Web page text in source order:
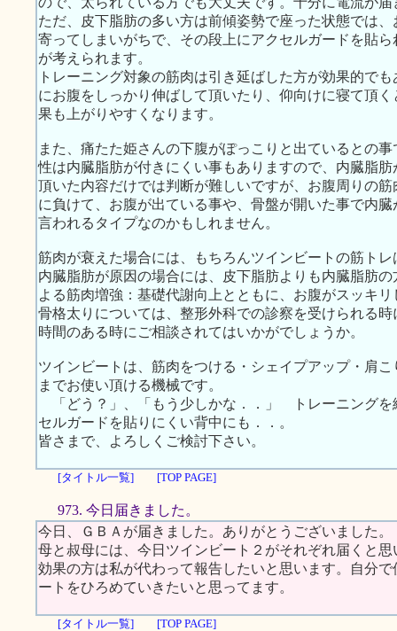
ただ、皮下脂肪の多い方は前傾姿勢で座った状態では
寄ってしまいがちで、その段上にアクセルガードを貼
が考えられます。
トレーニング対象の筋肉は引き延ばした方が効果的で
にお腹をしっかり伸ばして頂いたり、仰向けに寝て頂
果も上がりやすくなります。
また、痛たた姫さんの下腹がぽっこりと出ているとの
性は内臓脂肪が付きにくい事もありますので、内臓脂
頂いた内容だけでは判断が難しいですが、お腹周りの
に負けて、お腹が出ている事や、骨盤が開いた事で内
言われるタイプなのかもしれません。
筋肉が衰えた場合には、もちろんツインビートの筋ト
内臓脂肪が原因の場合には、皮下脂肪よりも内臓脂肪
よる筋肉増強：基礎代謝向上とともに、お腹がスッキ
骨格太りについては、整形外科での診察を受けられる
時間のある時にご相談されてはいかがでしょうか。
ツインビートは、筋肉をつける・シェイプアップ・肩
までお使い頂ける機械です。
「どう？」、「もう少しかな．．」 トレーニングを
セルガードを貼りにくい背中にも．．。
皆さまで、よろしくご検討下さい。
[タイトル一覧] [TOP PAGE]
973. 今日届きました。
今日、ＧＢＡが届きました。ありがとうございました。
母と叔母には、今日ツインビート２がそれぞれ届くと
効果の方は私が代わって報告したいと思います。自分
ートをひろめていきたいと思ってます。
[タイトル一覧] [TOP PAGE]